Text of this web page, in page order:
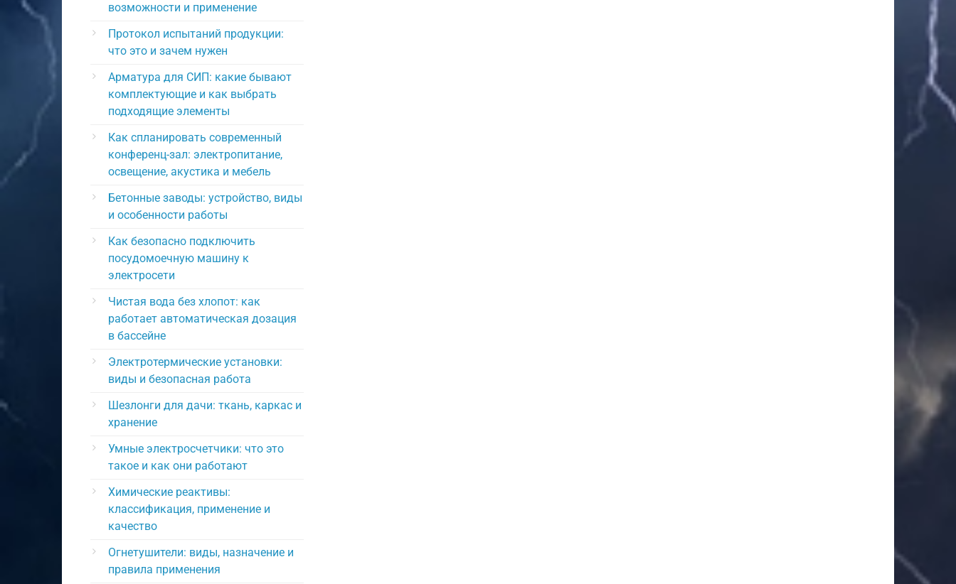
возможности и применение
Протокол испытаний продукции:
что это и зачем нужен
Арматура для СИП: какие бывают
комплектующие и как выбрать
подходящие элементы
Как спланировать современный
конференц-зал: электропитание,
освещение, акустика и мебель
Бетонные заводы: устройство, виды
и особенности работы
Как безопасно подключить
посудомоечную машину к
электросети
Чистая вода без хлопот: как
работает автоматическая дозация
в бассейне
Электротермические установки:
виды и безопасная работа
Шезлонги для дачи: ткань, каркас и
хранение
Умные электросчетчики: что это
такое и как они работают
Химические реактивы:
классификация, применение и
качество
Огнетушители: виды, назначение и
правила применения